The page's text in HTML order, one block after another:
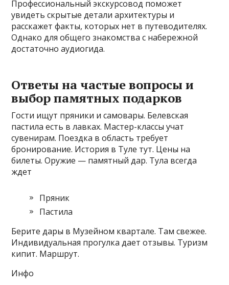
Профессиональный экскурсовод поможет
увидеть скрытые детали архитектуры и
расскажет факты, которых нет в путеводителях.
Однако для общего знакомства с набережной
достаточно аудиогида.
Ответы на частые вопросы и
выбор памятных подарков
Гости ищут пряники и самовары. Белевская
пастила есть в лавках. Мастер-классы учат
сувенирам. Поездка в область требует
бронирование. История в Туле тут. Цены на
билеты. Оружие — памятный дар. Тула всегда
ждет
Пряник
Пастила
Берите дары в Музейном квартале. Там свежее.
Индивидуальная прогулка дает отзывы. Туризм
кипит. Маршрут.
Инфо